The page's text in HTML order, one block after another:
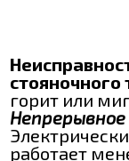
стояночного
горит или
Непрерывное
работает